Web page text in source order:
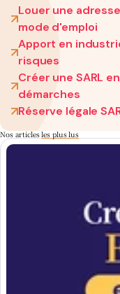
Louer une
mode d'emploi
Apport en
risques
Créer une SARL
démarches
Réserve légale
Nos articlesles plus lus